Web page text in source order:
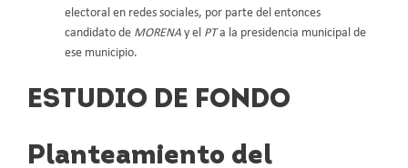
electoral en redes sociales, por parte del entonces
candidato de MORENA y el PTa la presidencia municipal de
ese municipio.
ESTUDIO DE FONDO
Planteamiento del